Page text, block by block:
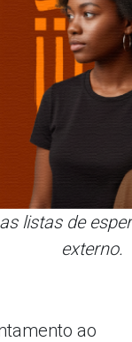
listas de
externo.
ao